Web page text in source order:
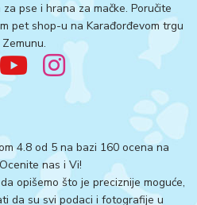
pse i hrana za mačke. Poručite
pet shop-u na Karađorđevom trgu
4.8 od 5 na bazi 160 ocena na
nas i Vi!
opišemo što je preciznije moguće,
da su svi podaci i fotografije u